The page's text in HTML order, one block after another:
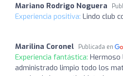
Mariano Rodrigo Noguera
Experiencia positiva: Lindo club
Marilina Coronel Publicada en
Experiencia fantástica: Hermoso
administrado limpio todo los